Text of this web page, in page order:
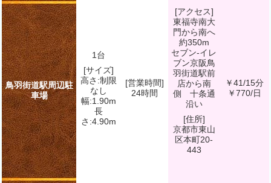
鳥羽街道駅周辺駐
車場
1台
[サイズ]
高さ:制限
なし
幅:1.90m
長
さ:4.90m
[営業時間]
24時間
[アクセス]
東福寺南大
門から南へ
約350m
セブン-イレ
ブン京阪鳥
羽街道駅前
店から南
側 十条通
沿い
[住所]
京都市東山
区本町20-
443
￥41/15分
￥770/日